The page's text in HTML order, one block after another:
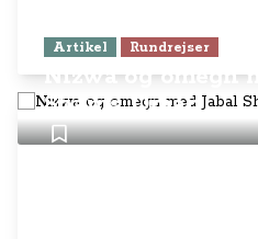
Artikel Rundrejser
Nizwa og omegn
Shams, Oman